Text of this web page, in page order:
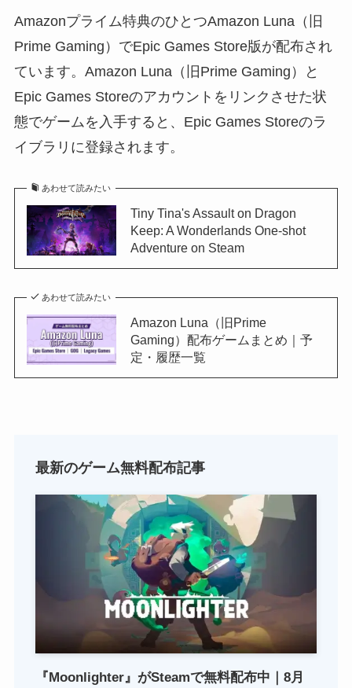
Amazonプライム特典のひとつAmazon Luna（旧
Prime Gaming）でEpic Games Store版が配布され
ています。Amazon Luna（旧Prime Gaming）と
Epic Games Storeのアカウントをリンクさせた状
態でゲームを入手すると、Epic Games Storeのラ
イブラリに登録されます。
あわせて読みたい
Tiny Tina's Assault on Dragon
Keep: A Wonderlands One-shot
Adventure on Steam
あわせて読みたい
Amazon Luna（旧Prime
Gaming）配布ゲームまとめ｜予
定・履歴一覧
最新のゲーム無料配布記事
『Moonlighter』がSteamで無料配布中｜8月